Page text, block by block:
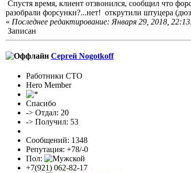
Спустя время, клиент отзвонился, сообщил что
разобрали форсунки?...нет! открутили штуцера
« Последнее редактирование: Января 29, 2018,
Записан
Сергей Nogotkoff
Работники СТО
Hero Member
Спасибо
-> Отдал: 20
-> Получил: 53
Сообщений: 1348
Репутация: +78/-0
Пол:
+7(921) 062-82-17